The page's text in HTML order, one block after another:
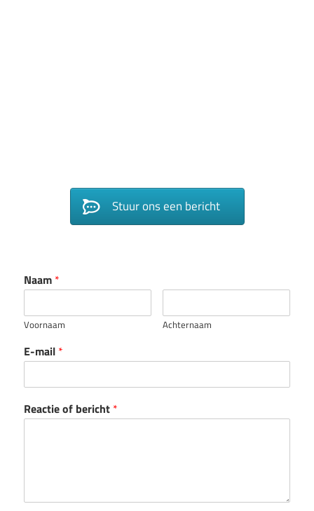
Stuur ons een bericht
Naam *
Voornaam Achternaam
E-mail *
Reactie of bericht *